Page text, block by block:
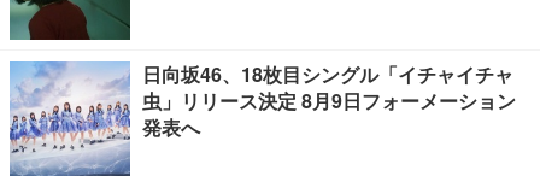
日向坂46、18枚目シングル「イチャイチャ
虫」リリース決定 8月9日フォーメーション
発表へ